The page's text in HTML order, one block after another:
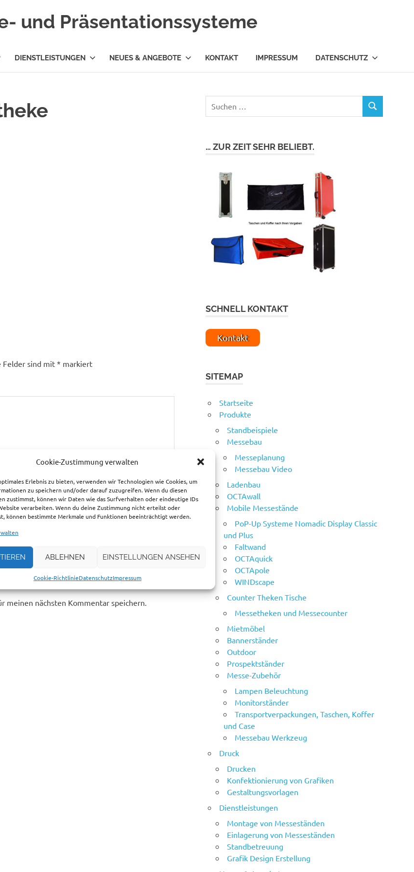
Cookie-Zustimmung verwalten
Erlebnis zu bieten, verwenden wir Technologien wie Cookies, um
zu speichern und/oder darauf zuzugreifen. Wenn du diesen
zustimmst, können wir Daten wie das Surfverhalten oder eindeutige IDs
verarbeiten. Wenn du deine Zustimmung nicht erteilst oder
können bestimmte Merkmale und Funktionen beeinträchtigt werden.
ABLEHNEN EINSTELLUNGEN ANSEHEN
Cookie-RichtlinieDatenschutzImpressum
und Präsentationssysteme
DIENSTLEISTUNGEN NEUES & ANGEBOTE KONTAKT IMPRESSUM DATENSCHUTZ
Felder sind mit * markiert
meinen nächsten Kommentar speichern.
… ZUR ZEIT SEHR BELIEBT.
SCHNELL KONTAKT
Kontakt
SITEMAP
Startseite
Produkte
Standbeispiele
Messebau
Messeplanung
Messebau Video
Ladenbau
OCTAwall
Mobile Messestände
PoP-Up Systeme Nomadic Display Classic
und Plus
Faltwand
OCTAquick
OCTApole
WINDscape
Counter Theken Tische
Messetheken und Messecounter
Mietmöbel
Bannerständer
Outdoor
Prospektständer
Messe-Zubehör
Lampen Beleuchtung
Monitorständer
Transportverpackungen, Taschen, Koffer
und Case
Messebau Werkzeug
Druck
Drucken
Konfektionierung von Grafiken
Gestaltungsvorlagen
Dienstleistungen
Montage von Messeständen
Einlagerung von Messeständen
Standbetreuung
Grafik Design Erstellung